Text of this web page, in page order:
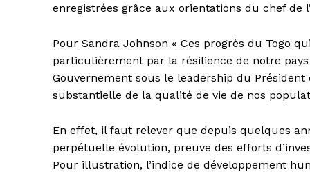
enregistrées grâce aux orientations du chef de
Pour Sandra Johnson « Ces progrès du Togo
particulièrement par la résilience de notre
Gouvernement sous le leadership du
substantielle de la qualité de vie de nos
En effet, il faut relever que depuis quelques
perpétuelle évolution, preuve des efforts
Pour illustration, l’indice de développement